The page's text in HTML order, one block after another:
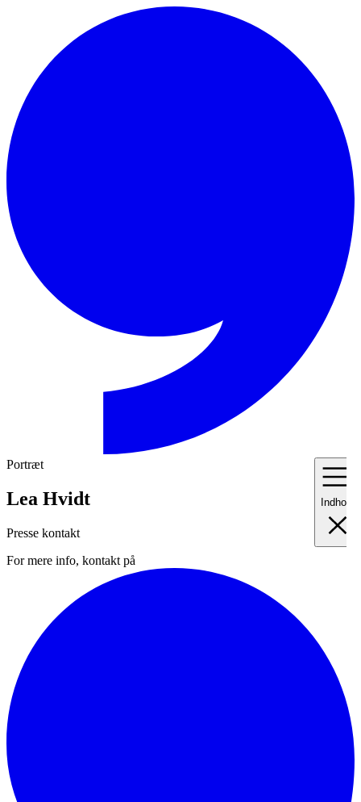
Indhold
Portræt
Lea Hvidt
Presse kontakt
For mere info, kontakt på